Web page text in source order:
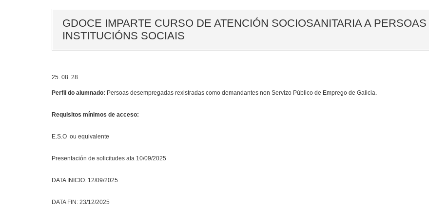
GDOCE IMPARTE CURSO DE ATENCIÓN SOCIOSANITARIA A
INSTITUCIÓNS SOCIAIS
25. 08. 28
Perfil do alumnado: Persoas desempregadas rexistradas como demandantes non Servizo Público de Emprego de Galicia.
Requisitos mínimos de acceso:
E.S.O ou equivalente
Presentación de solicitudes ata 10/09/2025
DATA INICIO: 12/09/2025
DATA FIN: 23/12/2025